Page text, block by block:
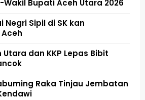
Bupati Aceh Utara 2026
Negri Sipil di SK kan
dan KKP Lepas Bibit
Raka Tinjau Jembatan